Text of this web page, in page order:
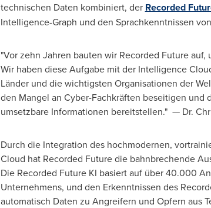
technischen Daten kombiniert, der Recorded
Intelligence-Graph und den Sprachkenntnissen
"Vor zehn Jahren bauten wir Recorded Future
Wir haben diese Aufgabe mit der Intelligence
Länder und die wichtigsten Organisationen der
den Mangel an Cyber-Fachkräften beseitigen
umsetzbare Informationen bereitstellen." — Dr.
Durch die Integration des hochmodernen,
Cloud hat Recorded Future die bahnbrechende
Die Recorded Future KI basiert auf über 40.000
Unternehmens, und den Erkenntnissen des
automatisch Daten zu Angreifern und Opfern aus